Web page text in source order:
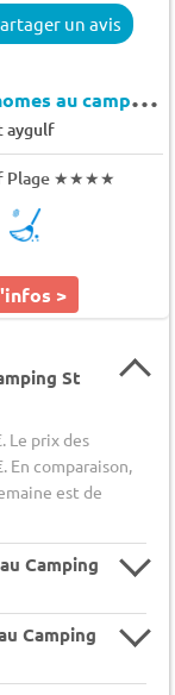
un avis
H
omair mobil homes au camping Saint-Aygulf - Terrasse - Clim 6 pers.
aygulf
Plage ★★★★
>
St
Le prix des
En comparaison,
est de
Camping
Camping